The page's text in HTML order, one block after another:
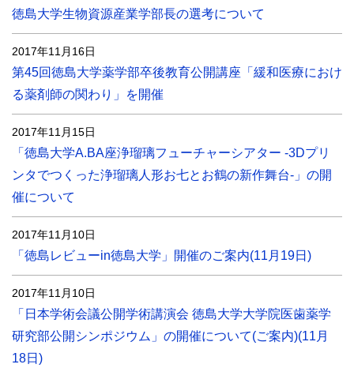
徳島大学生物資源産業学部長の選考について
2017年11月16日
第45回徳島大学薬学部卒後教育公開講座「緩和医療におけ
る薬剤師の関わり」を開催
2017年11月15日
「徳島大学A.BA座浄瑠璃フューチャーシアター -3Dプリ
ンタでつくった浄瑠璃人形お七とお鶴の新作舞台-」の開
催について
2017年11月10日
「徳島レビューin徳島大学」開催のご案内(11月19日)
2017年11月10日
「日本学術会議公開学術講演会 徳島大学大学院医歯薬学
研究部公開シンポジウム」の開催について(ご案内)(11月
18日)